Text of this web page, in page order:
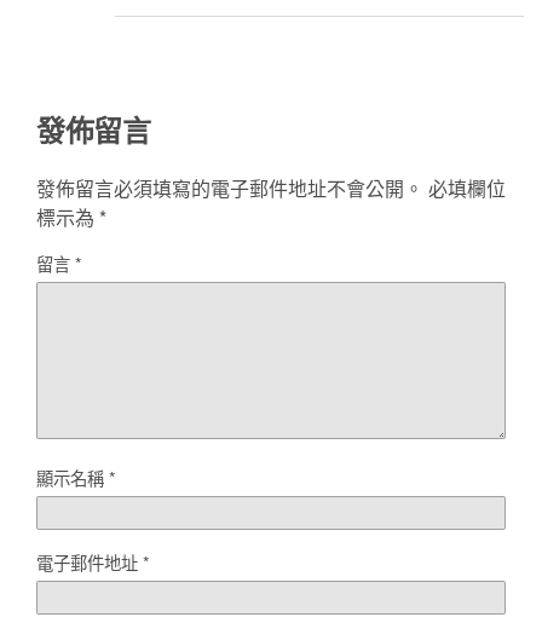
發佈留言
發佈留言必須填寫的電子郵件地址不會公開。 必填欄位
標示為 *
留言*
顯示名稱*
電子郵件地址*